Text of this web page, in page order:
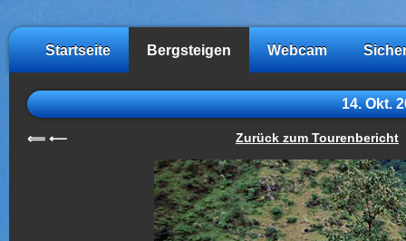
Startseite Bergsteigen Webcam
14. Okt.
⟸ ⟵ Zurück zum Tourenbericht